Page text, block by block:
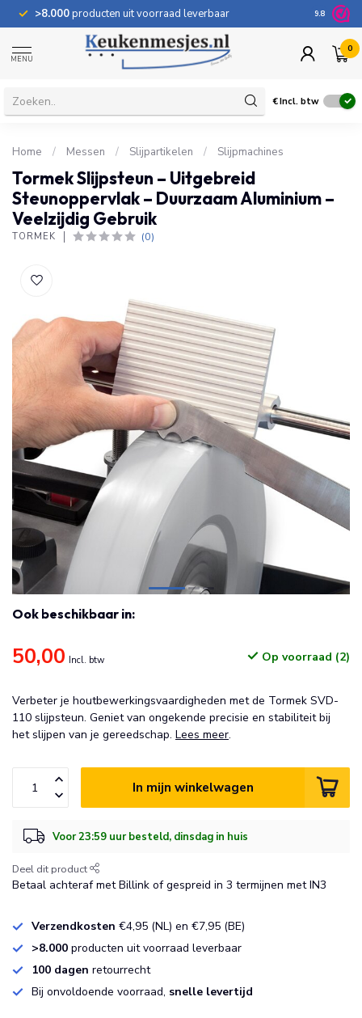
>8.000producten uit voorraad leverbaar 100
9.8
MENU
0
€Incl. btw
Home / Messen / Slijpartikelen / Slijpmachines
Tormek Slijpsteun – Uitgebreid
Steunoppervlak – Duurzaam Aluminium –
Veelzijdig Gebruik
TORMEK (0)
Ook beschikbaar in:
50,00 Incl. btw Op voorraad (2)
Verbeter je houtbewerkingsvaardigheden met de Tormek SVD-
110 slijpsteun. Geniet van ongekende precisie en stabiliteit bij
het slijpen van je gereedschap. Lees meer.
In mijn winkelwagen
Voor 23:59 uur besteld, dinsdag in huis
Deel dit product
Betaal achteraf met Billink of gespreid in 3 termijnen met IN3
Verzendkosten €4,95 (NL) en €7,95 (BE)
>8.000 producten uit voorraad leverbaar
100 dagen retourrecht
Bij onvoldoende voorraad, snelle levertijd